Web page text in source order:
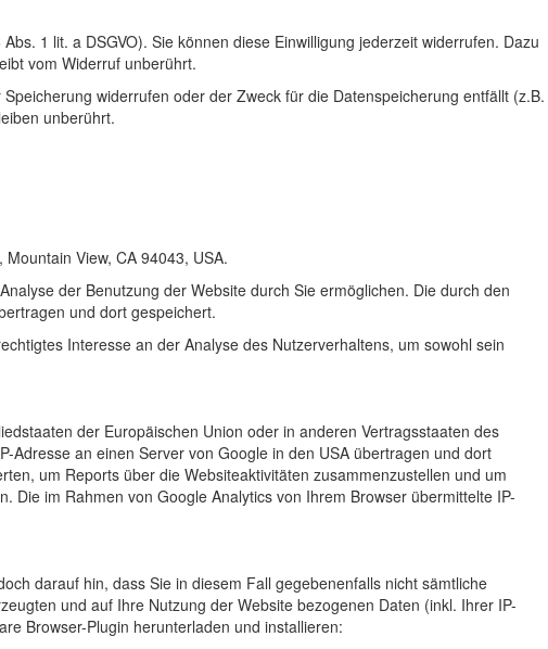
1 lit. a DSGVO). Sie können diese Einwilligung jederzeit widerrufen. Dazu
vom Widerruf unberührt.
widerrufen oder der Zweck für die Datenspeicherung entfällt (z.B.
unberührt.
View, CA 94043, USA.
der Benutzung der Website durch Sie ermöglichen. Die durch den
und dort gespeichert.
Interesse an der Analyse des Nutzerverhaltens, um sowohl sein
der Europäischen Union oder in anderen Vertragsstaaten des
Adresse an einen Server von Google in den USA übertragen und dort
um Reports über die Websiteaktivitäten zusammenzustellen und um
im Rahmen von Google Analytics von Ihrem Browser übermittelte IP-
darauf hin, dass Sie in diesem Fall gegebenenfalls nicht sämtliche
und auf Ihre Nutzung der Website bezogenen Daten (inkl. Ihrer IP-
Browser-Plugin herunterladen und installieren: